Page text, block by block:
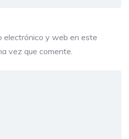
electrónico y web en este
vez que comente.